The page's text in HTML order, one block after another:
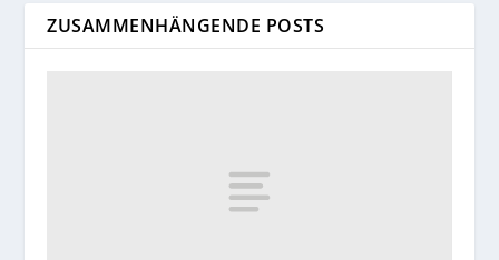
ZUSAMMENHÄNGENDE POSTS